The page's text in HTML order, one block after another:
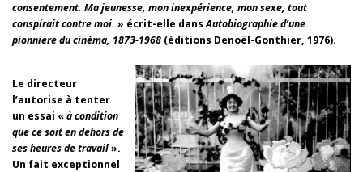
consentement. Ma jeunesse, mon inexpérience, mon sexe, tout
conspirait contre moi. » écrit-elle dansAutobiographie d’une
pionnière du cinéma, 1873-1968 (éditions Denoël-Gonthier, 1976).
Le directeur
l’autorise à tenter
un essai «à condition
que ce soit en dehors de
ses heures de travail».
Un fait exceptionnel